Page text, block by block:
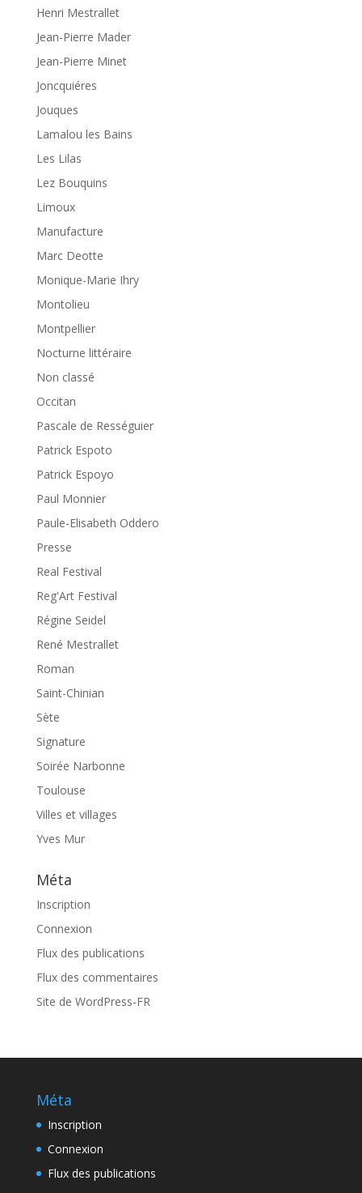
Henri Mestrallet
Jean-Pierre Mader
Jean-Pierre Minet
Joncquiéres
Jouques
Lamalou les Bains
Les Lilas
Lez Bouquins
Limoux
Manufacture
Marc Deotte
Monique-Marie Ihry
Montolieu
Montpellier
Nocturne littéraire
Non classé
Occitan
Pascale de Rességuier
Patrick Espoto
Patrick Espoyo
Paul Monnier
Paule-Elisabeth Oddero
Presse
Real Festival
Reg'Art Festival
Régine Seidel
René Mestrallet
Roman
Saint-Chinian
Sète
Signature
Soirée Narbonne
Toulouse
Villes et villages
Yves Mur
Méta
Inscription
Connexion
Flux des publications
Flux des commentaires
Site de WordPress-FR
Méta
Inscription
Connexion
Flux des publications